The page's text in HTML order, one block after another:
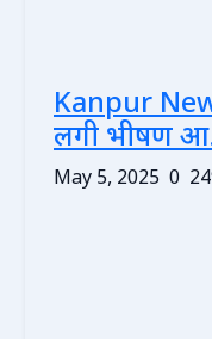
Kanpur
लगी भीषण
May 5, 2025 0